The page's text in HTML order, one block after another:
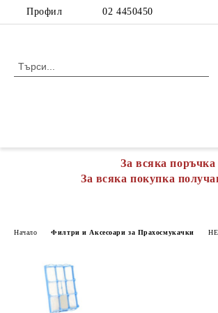
Профил 02 4450450
За всяка поръчка
За всяка покупка
Начало Филтри и Аксесоари за Прахосмукачки